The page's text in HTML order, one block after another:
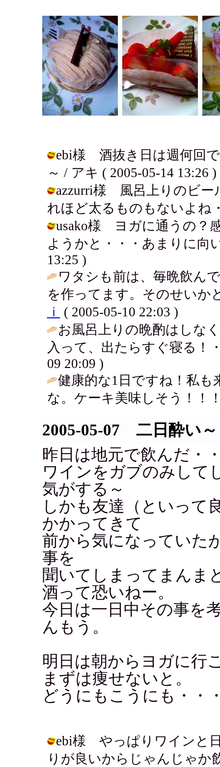
ebi様 酒抜き日は週何回
～ / アキ ( 2005-05-14 13:26 )
azzurri様 風呂上りのビー
れほど太るものもないよね
usako様 ヨガに通うの？
ようかと・・・あまりに向
13:25 )
ワタシも前は、毎晩飲ん
を作ってます。そのせいか
ｉ
( 2005-05-10 22:03 )
お風呂上りの晩酌はしな
入って、出たらすぐ寝る！
09 20:09 )
健康的な1日ですね！私
な。ケーキ美味しそう！！
2005-05-07 二日酔い～
昨日は地元で飲んだ・
ワインをガブのみして
気がする～
しかも友達（といって
かかってきて
前から気になっていた
事を
聞いてしまってまんま
酒って恐いねー。
今日は一日中その事を
んもう。
明日は朝からヨガに行
まずは痩せないと。
どうにもこうにも・・
ebi様 やっぱりワインと
りが良いからじゃんじゃか